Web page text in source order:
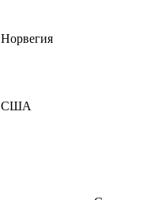
Норвегия
США